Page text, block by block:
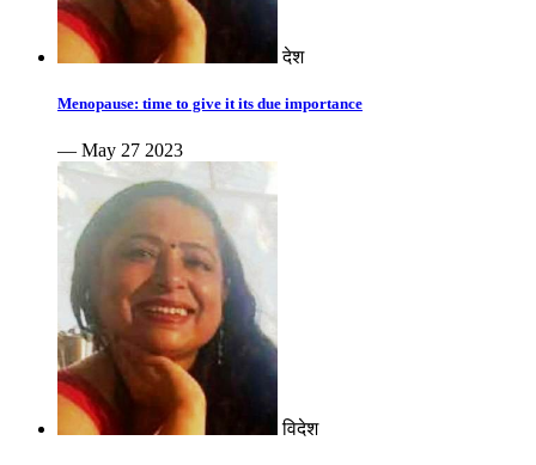
देश
Menopause: time to give it its due importance
— May 27 2023
विदेश